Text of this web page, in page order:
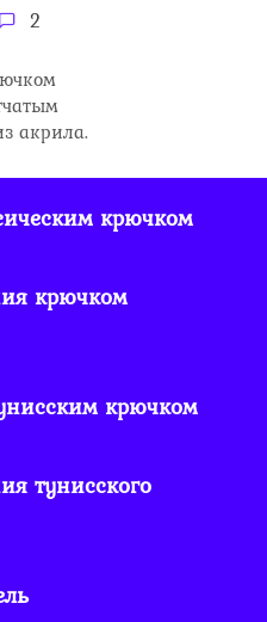
2
акрила.
крючком
крючком
крючком
тунисского